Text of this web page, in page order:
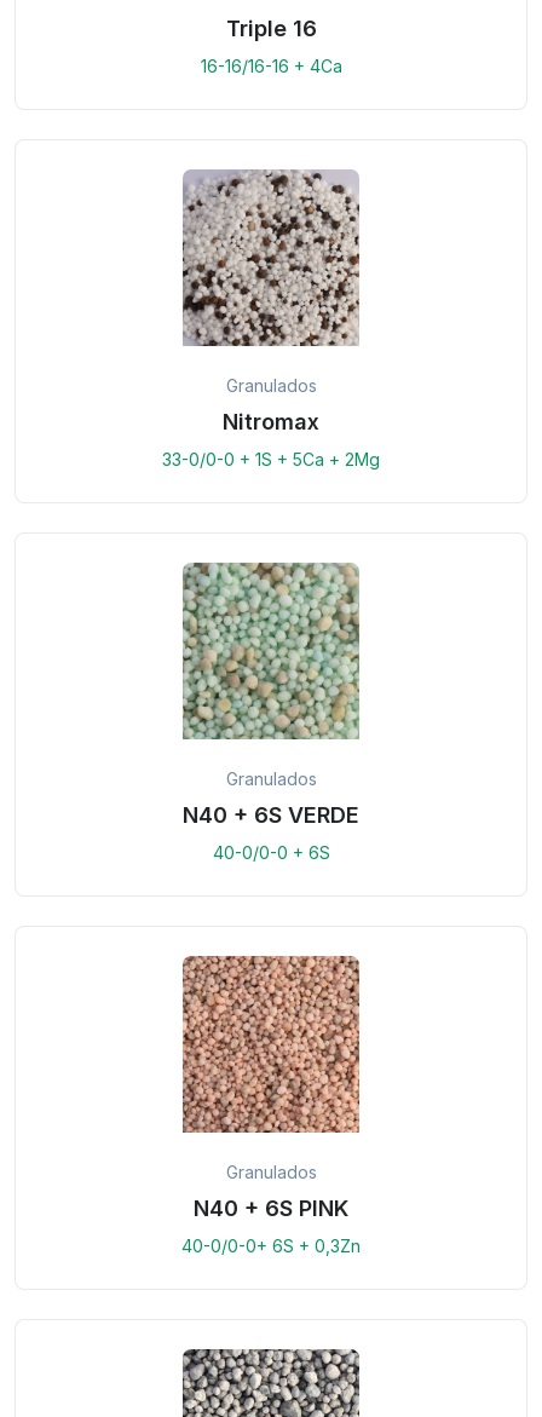
Triple 16
16-16/16-16 + 4Ca
Granulados
Nitromax
33-0/0-0 + 1S + 5Ca + 2Mg
Granulados
N40 + 6S VERDE
40-0/0-0 + 6S
Granulados
N40 + 6S PINK
40-0/0-0+ 6S + 0,3Zn